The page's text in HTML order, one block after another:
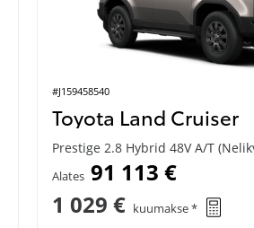
#J159458540
Toyota Land Cruiser
Prestige 2.8 Hybrid 48V A/T
Alates 91 113 €
1 029 € kuumakse *